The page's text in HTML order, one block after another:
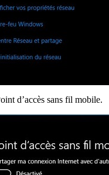
d’accès sans fil mobile.